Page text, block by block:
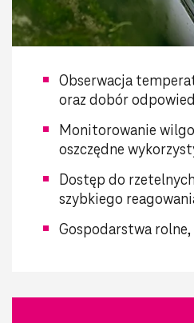
Obserwacja
oraz dobór
Monitorowanie
oszczędne
Dostęp do
szybkiego
Gospodarstwa